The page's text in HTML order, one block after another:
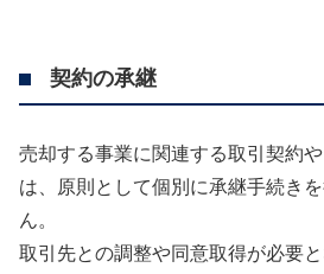
契約の承継
売却する事業に関連する取引契約
は、原則として個別に承継手続き
ん。
取引先との調整や同意取得が必要